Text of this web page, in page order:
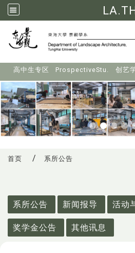
高中生专区 ProspectiveStu. 创艺
首页 系所公告
系所公告
新闻报导 活动
奖学金公告 其他讯息